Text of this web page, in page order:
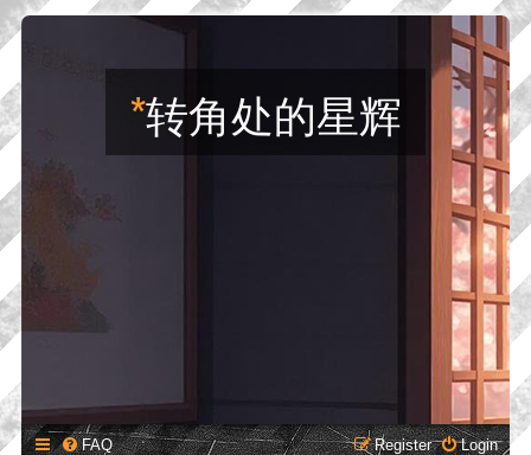
*转角处的星辉
FAQ Login
Register